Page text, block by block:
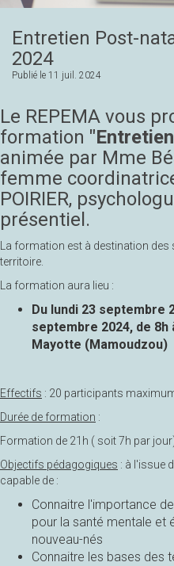
Entretien Post-
2024
Publié le 11 juil. 2024
Le REPEMA vous
formation
animée par Mme
femme
POIRIER,
présentiel.
La formation est à destination des
territoire.
La formation aura lieu :
Du lundi 23 septembre
septembre 2024, de 8h
Mayotte (Mamoudzou)
Effectifs : 20 participants
Durée de formation :
Formation de 21h ( soit 7h par
Objectifs pédagogiques : à l'issue
capable de :
Connaitre l'importance
pour la santé mentale et
nouveau-nés
Connaitre les bases des